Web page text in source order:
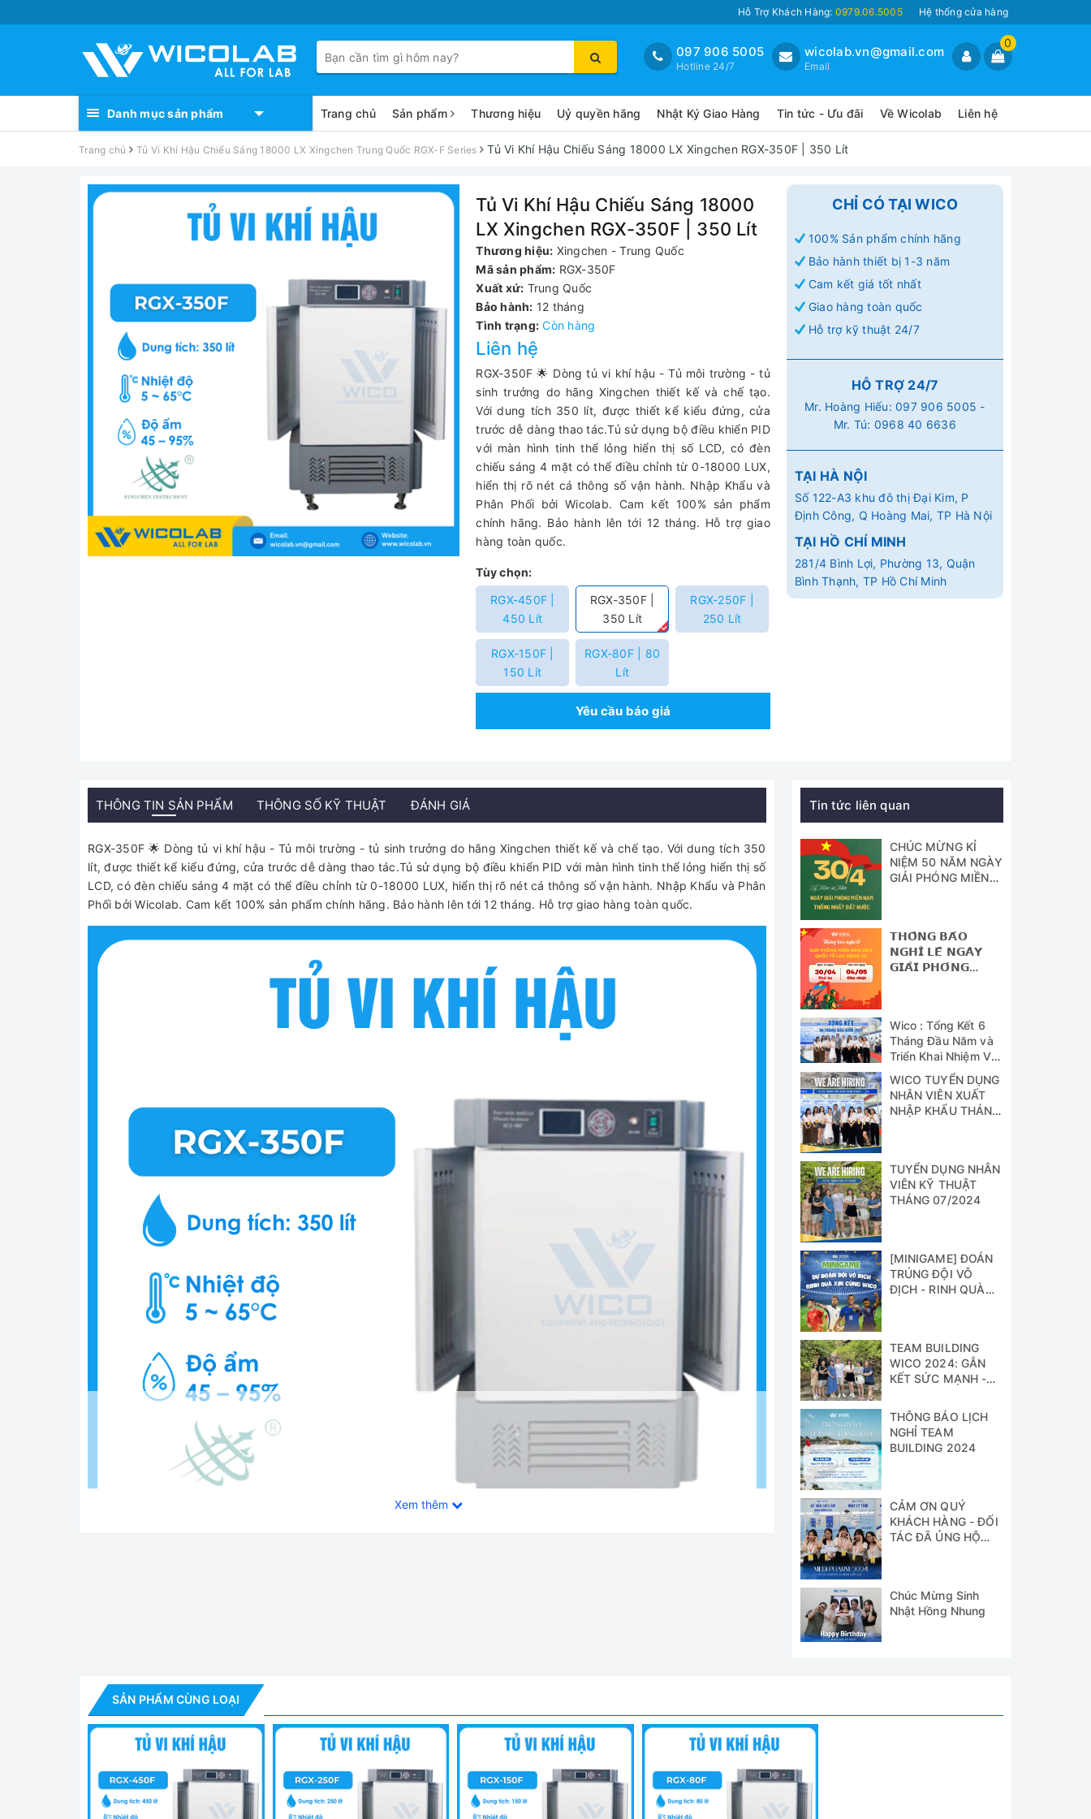
Hỗ Trợ Khách Hàng: 0979.06.5005 Hệ thống cửa hàng
0
wicolab.vn@gmail.com
Email
097 906 5005
Hotline 24/7
Danh mục sản phẩm Trang chủ Sản phẩm Thương hiệu Uỷ quyền hãng Nhật Ký Giao Hàng Tin tức - Ưu đãi Về Wicolab Liên hệ
Trang chủ Tủ Vi Khí Hậu Chiếu Sáng 18000 LX Xingchen Trung Quốc RGX-F Series Tủ Vi Khí Hậu Chiếu Sáng 18000 LX Xingchen RGX-350F | 350 Lít
Tủ Vi Khí Hậu Chiếu Sáng 18000
LX Xingchen RGX-350F | 350 Lít
Thương hiệu: Xingchen - Trung Quốc
Mã sản phẩm: RGX-350F
Xuất xứ: Trung Quốc
Bảo hành: 12 tháng
Tình trạng: Còn hàng
Liên hệ
RGX-350F 🌟 Dòng tủ vi khí hậu - Tủ môi trường - tủ
sinh trưởng do hãng Xingchen thiết kế và chế tạo.
Với dung tích 350 lít, được thiết kể kiểu đứng, cửa
trước dễ dàng thao tác.Tủ sử dụng bộ điều khiển PID
với màn hình tinh thể lỏng hiển thị số LCD, có đèn
chiếu sáng 4 mặt có thể điều chỉnh từ 0-18000 LUX,
hiển thị rõ nét cá thông số vận hành. Nhập Khẩu và
Phân Phối bởi Wicolab. Cam kết 100% sản phẩm
chính hãng. Bảo hành lên tới 12 tháng. Hỗ trợ giao
hàng toàn quốc.
Tùy chọn:
RGX-450F |
450 Lít
RGX-350F |
350 Lít
RGX-250F |
250 Lít
RGX-150F |
150 Lít
RGX-80F | 80
Lít
Yêu cầu báo giá
CHỈ CÓ TẠI WICO
100% Sản phẩm chính hãng
Bảo hành thiết bị 1-3 năm
Cam kết giá tốt nhất
Giao hàng toàn quốc
Hỗ trợ kỹ thuật 24/7
HỖ TRỢ 24/7
Mr. Hoàng Hiếu:097 906 5005 -
Mr. Tú: 0968 40 6636
TẠI HÀ NỘI
Số 122-A3 khu đô thị Đại Kim, P
Định Công, Q Hoàng Mai, TP Hà Nội
TẠI HỒ CHÍ MINH
281/4 Bình Lợi, Phường 13, Quận
Bình Thạnh, TP Hồ Chí Minh
THÔNG TIN SẢN PHẨM THÔNG SỐ KỸ THUẬT ĐÁNH GIÁ
RGX-350F 🌟 Dòng tủ vi khí hậu - Tủ môi trường - tủ sinh trưởng do hãng Xingchen thiết kế và chế tạo. Với dung tích 350
lít, được thiết kể kiểu đứng, cửa trước dễ dàng thao tác.Tủ sử dụng bộ điều khiển PID với màn hình tinh thể lỏng hiển thị số
LCD, có đèn chiếu sáng 4 mặt có thể điều chỉnh từ 0-18000 LUX, hiển thị rõ nét cá thông số vận hành. Nhập Khẩu và Phân
Phối bởi Wicolab. Cam kết 100% sản phẩm chính hãng. Bảo hành lên tới 12 tháng. Hỗ trợ giao hàng toàn quốc.
- Tủ tạo môi trường ổn định từ 5-65 độ C, độ ẩm 45-95RH cùng điều kiện chiếu sáng 4 mặt có thể điều chỉnh từ 0-18000
LUX. Được sử dụng rộng rãi trong các ngành Y tế, Dược phẩm (thử lão hóa thuốc cấp tốc), Nông nghiệp (làm tủ sinh
trưởng để trồng cây, kiểm tra hạt giống nảy mầm), Lâm nghiệp, Sinh học (nuôi cấy vi khuẩn), Môi trường và Thực phẩm,
đồ uống, Trong công nghiệp: Thử nghiệm sản phẩm, vật liệu trong điều kiện giả lập môi trường khắc nghiệt…
- Tủ được trang bị bộ điều khiển PID với màn hình LCD có đèn nền giúp người sử dụng dễ dàng vận hành với chức năng
cài đặt nhiệt độ, độ ẩm, ánh sáng, thời gian... và có thể cài đặt theo chương trình tự động (tối đa 30 phân đoạn nhiệt).
Xem thêm
Tin tức liên quan
CHÚC MỪNG KỈ
NIỆM 50 NĂM NGÀY
GIẢI PHÓNG MIỀN
𝗧𝗛𝗢̂𝗡𝗚 𝗕𝗔́𝗢
𝗡𝗚𝗛𝗜̉ 𝗟𝗘̂̃ 𝗡𝗚𝗔̀𝗬
𝗚𝗜𝗔̉𝗜 𝗣𝗛𝗢́𝗡𝗚
(𝟭/𝟱)
Wico : Tổng Kết 6
Tháng Đầu Năm và
Triển Khai Nhiệm Vụ
Công Tác 6 Tháng
Cuối Năm 2024
WICO TUYỂN DỤNG
NHÂN VIÊN XUẤT
NHẬP KHẨU THÁNG
TUYỂN DỤNG NHÂN
VIÊN KỸ THUẬT
THÁNG 07/2024
[MINIGAME] ĐOÁN
TRÚNG ĐỘI VÔ
ĐỊCH - RINH QUÀ
TEAM BUILDING
WICO 2024: GẮN
KẾT SỨC MẠNH -
THÀNH CÔNG
THÔNG BÁO LỊCH
NGHỈ TEAM
BUILDING 2024
CẢM ƠN QUÝ
KHÁCH HÀNG - ĐỐI
TÁC ĐÃ ỦNG HỘ
Chúc Mừng Sinh
Nhật Hồng Nhung
SẢN PHẨM CÙNG LOẠI